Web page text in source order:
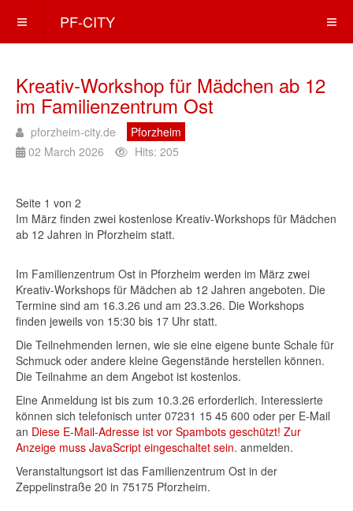
PF-CITY
Kreativ-Workshop für Mädchen ab 12
im Familienzentrum Ost
pforzheim-city.de
Pforzheim
02 March 2026
Hits: 205
Seite 1 von 2
Im März finden zwei kostenlose Kreativ-Workshops für Mädchen
ab 12 Jahren in Pforzheim statt.
Im Familienzentrum Ost in Pforzheim werden im März zwei
Kreativ-Workshops für Mädchen ab 12 Jahren angeboten. Die
Termine sind am 16.3.26 und am 23.3.26. Die Workshops
finden jeweils von 15:30 bis 17 Uhr statt.
Die Teilnehmenden lernen, wie sie eine eigene bunte Schale für
Schmuck oder andere kleine Gegenstände herstellen können.
Die Teilnahme an dem Angebot ist kostenlos.
Eine Anmeldung ist bis zum 10.3.26 erforderlich. Interessierte
können sich telefonisch unter 07231 15 45 600 oder per E-Mail
an Diese E-Mail-Adresse ist vor Spambots geschützt! Zur
Anzeige muss JavaScript eingeschaltet sein. anmelden.
Veranstaltungsort ist das Familienzentrum Ost in der
Zeppelinstraße 20 in 75175 Pforzheim.